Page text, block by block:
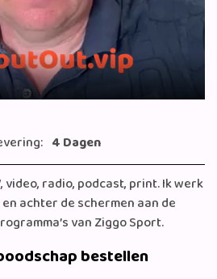
4 Dagen
radio, podcast, print. Ik werk
achter de schermen aan de
van Ziggo Sport.
bestellen